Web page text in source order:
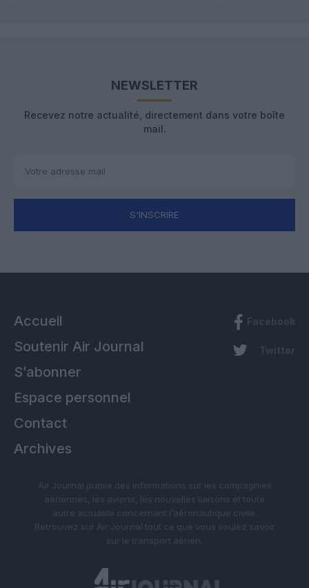
NEWSLETTER
Recevez notre actualité, directement dans votre boîte
mail.
S'INSCRIRE
Accueil
Soutenir Air Journal
S’abonner
Espace personnel
Contact
Archives